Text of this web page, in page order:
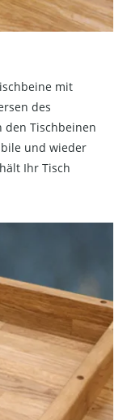
mit
des
den Tischbeinen
und wieder
Ihr Tisch